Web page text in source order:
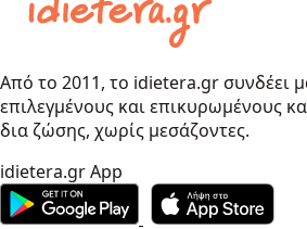
Από το 2011, το idietera.gr συνδέει
επιλεγμένους και επικυρωμένους
δια ζώσης, χωρίς μεσάζοντες.
idietera.gr App